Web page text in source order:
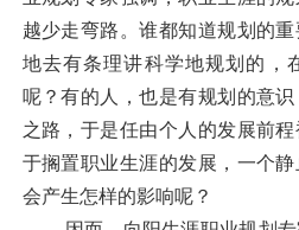
越少走弯路。谁都知道规划的
地去有条理讲科学地规划的，
呢？有的人，也是有规划的意
之路，于是任由个人的发展前
于搁置职业生涯的发展，一个
会产生怎样的影响呢？